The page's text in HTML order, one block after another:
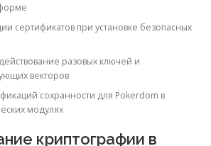
сертификатов при установке безопасных
разовых ключей и
векторов
сохранности для Pokerdom в
модулях
криптографии в